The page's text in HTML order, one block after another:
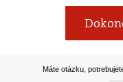
Máte otázku,